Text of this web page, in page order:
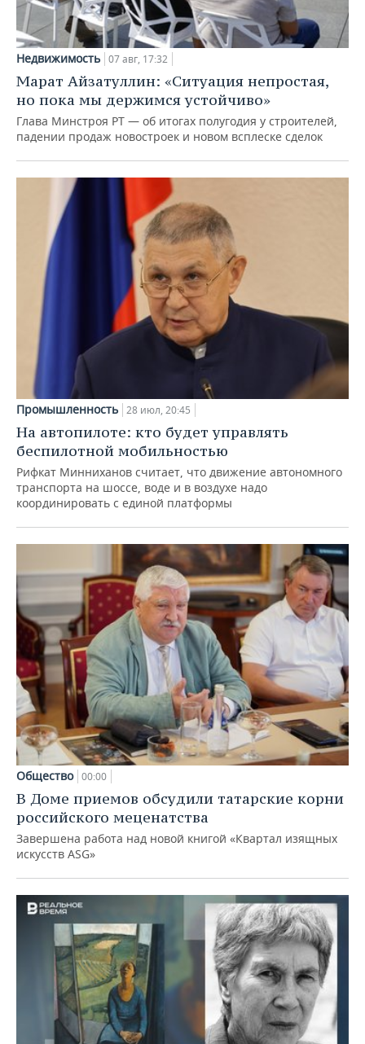
Недвижимость 07 авг, 17:32
Марат Айзатуллин: «Ситуация непростая,
но пока мы держимся устойчиво»
Глава Минстроя РТ — об итогах полугодия у строителей,
падении продаж новостроек и новом всплеске сделок
Промышленность 28 июл, 20:45
На автопилоте: кто будет управлять
беспилотной мобильностью
Рифкат Минниханов считает, что движение автономного
транспорта на шоссе, воде и в воздухе надо
координировать с единой платформы
Общество 00:00
В Доме приемов обсудили татарские корни
российского меценатства
Завершена работа над новой книгой «Квартал изящных
искусств ASG»